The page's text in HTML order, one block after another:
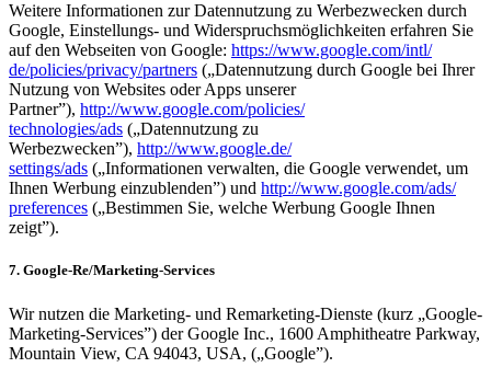
Weitere Informationen zur Datennutzung zu Werbezwecken durch
Google, Einstellungs- und Widerspruchsmöglichkeiten erfahren Sie
auf den Webseiten von Google: https://www.google.com/intl/
de/policies/privacy/partners („Datennutzung durch Google bei Ihrer
Nutzung von Websites oder Apps unserer
Partner”), http://www.google.com/policies/
technologies/ads („Datennutzung zu
Werbezwecken”), http://www.google.de/
settings/ads („Informationen verwalten, die Google verwendet, um
Ihnen Werbung einzublenden”) und http://www.google.com/ads/
preferences („Bestimmen Sie, welche Werbung Google Ihnen
zeigt”).
7. Google-Re/Marketing-Services
Wir nutzen die Marketing- und Remarketing-Dienste (kurz „Google-
Marketing-Services”) der Google Inc., 1600 Amphitheatre Parkway,
Mountain View, CA 94043, USA, („Google”).